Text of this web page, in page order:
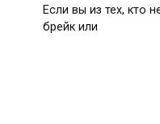
Если вы из тех, кто
брейк или